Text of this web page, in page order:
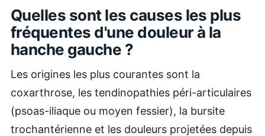
Quelles sont les causes les plus
fréquentes d'une douleur à la
hanche gauche ?
Les origines les plus courantes sont la
coxarthrose, les tendinopathies péri-articulaires
(psoas-iliaque ou moyen fessier), la bursite
trochantérienne et les douleurs projetées depuis